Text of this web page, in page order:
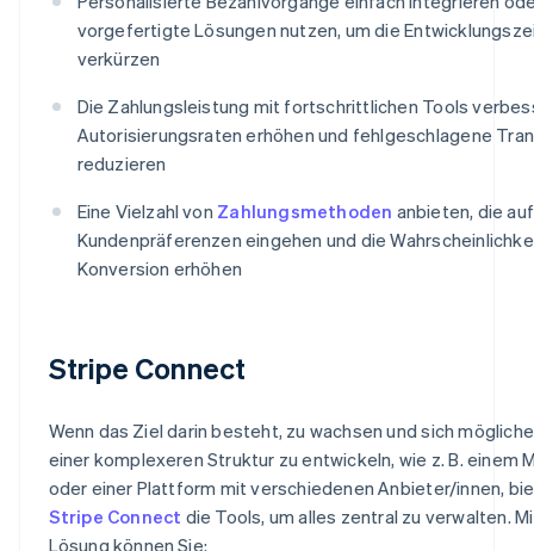
vorgefertigte Lösungen nutzen, um die
verkürzen
Die Zahlungsleistung mit fortschrittlichen Tools
Autorisierungsraten erhöhen und fehlgeschlagene
reduzieren
Eine Vielzahl von Zahlungsmethoden anbieten, die auf
Kundenpräferenzen eingehen und die
Konversion erhöhen
Stripe Connect
Wenn das Ziel darin besteht, zu wachsen und sich
einer komplexeren Struktur zu entwickeln, wie z. B. einem
oder einer Plattform mit verschiedenen Anbieter/innen,
Stripe Connect die Tools, um alles zentral zu verwalten.
Lösung können Sie: